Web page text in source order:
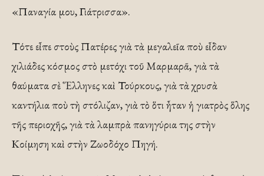
«Παναγία μου, Γιάτρισσα».
Τότε εἶπε στοὺς Πατέρες γιὰ τὰ μεγαλεῖα ποὺ εἶδαν
χιλιάδες κόσμος στὸ μετόχι τοῦ Μαρμαρᾶ, γιὰ τὰ
θαύματα σὲ Ἕλληνες καὶ Τούρκους, γιὰ τὰ χρυσὰ
καντήλια ποὺ τὴ στόλιζαν, γιὰ τὸ ὅτι ἦταν ἡ γιατρὸς ὅλης
τῆς περιοχῆς, γιὰ τὰ λαμπρὰ πανηγύρια της στὴν
Κοίμηση καὶ στὴν Ζωοδόχο Πηγή.